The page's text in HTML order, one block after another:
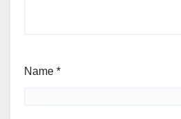
Name *